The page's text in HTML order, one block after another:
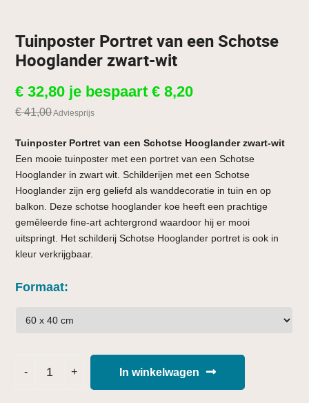
Tuinposter Portret van een Schotse
Hooglander zwart-wit
€ 32,80 je bespaart€ 8,20
€41,00Adviesprijs
Tuinposter Portret van een Schotse Hooglander zwart-wit
Een mooie tuinposter met een portret van een Schotse
Hooglander in zwart wit. Schilderijen met een Schotse
Hooglander zijn erg geliefd als wanddecoratie in tuin en op
balkon. Deze schotse hooglander koe heeft een prachtige
gemêleerde fine-art achtergrond waardoor hij er mooi
uitspringt. Het schilderij Schotse Hooglander portret is ook in
kleur verkrijgbaar.
Formaat
In winkelwagen